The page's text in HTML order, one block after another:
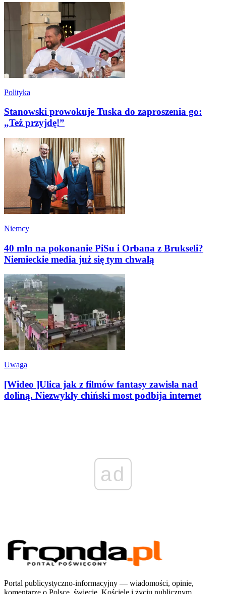
Polityka
Stanowski prowokuje Tuska do zaproszenia go:
„Też przyjdę!”
Niemcy
40 mln na pokonanie PiSu i Orbana z Brukseli?
Niemieckie media już się tym chwalą
Uwaga
[Wideo ]Ulica jak z filmów fantasy zawisła nad
doliną. Niezwykły chiński most podbija internet
ad
Portal publicystyczno-informacyjny — wiadomości, opinie,
komentarze o Polsce, świecie, Kościele i życiu publicznym.